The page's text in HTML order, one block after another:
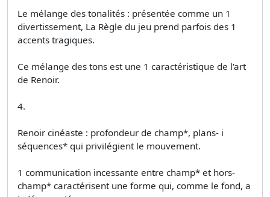
Le mélange des tonalités : présentée comme un 1
divertissement, La Règle du jeu prend parfois des 1
accents tragiques.
Ce mélange des tons est une 1 caractéristique de l'art
de Renoir.
4.
Renoir cinéaste : profondeur de champ*, plans- i
séquences* qui privilégient le mouvement.
1 communication incessante entre champ* et hors­
champ* caractérisent une forme qui, comme le fond, a